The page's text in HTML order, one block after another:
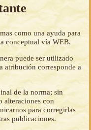
como una ayuda para
conceptual vía WEB.
puede ser utilizado
atribución corresponde a
de la norma; sin
alteraciones con
para corregirlas
publicaciones.